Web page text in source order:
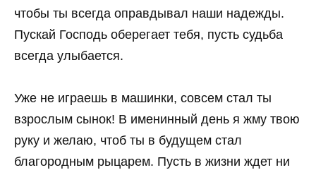
чтобы ты всегда оправдывал наши надежды.
Пускай Господь оберегает тебя, пусть судьба
всегда улыбается.
Уже не играешь в машинки, совсем стал ты
взрослым сынок! В именинный день я жму твою
руку и желаю, чтоб ты в будущем стал
благородным рыцарем. Пусть в жизни ждет ни